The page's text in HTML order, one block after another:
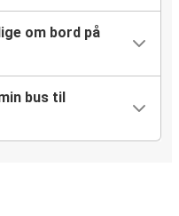
om bord på
bus til